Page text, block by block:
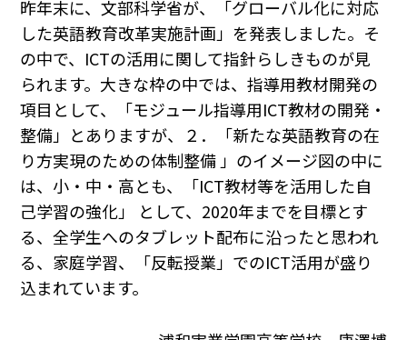
昨年末に、文部科学省が、「グローバル化に対応
した英語教育改革実施計画」を発表しました。そ
の中で、ICTの活用に関して指針らしきものが見
られます。大きな枠の中では、指導用教材開発の
項目として、「モジュール指導用ICT教材の開発・
整備」とありますが、２．「新たな英語教育の在
り方実現のための体制整備 」のイメージ図の中に
は、小・中・高とも、「ICT教材等を活用した自
己学習の強化」 として、2020年までを目標とす
る、全学生へのタブレット配布に沿ったと思われ
る、家庭学習、「反転授業」でのICT活用が盛り
込まれています。